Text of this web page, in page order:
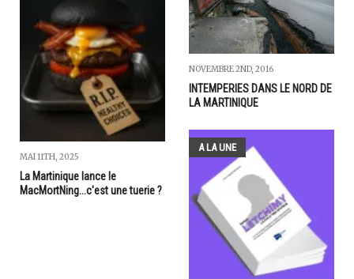
MAI 11TH, 2025
La Martinique lance le
MacMortNing...c'est une tuerie ?
NOVEMBRE 2ND, 2016
INTEMPERIES DANS LE NORD DE
LA MARTINIQUE
A LA UNE